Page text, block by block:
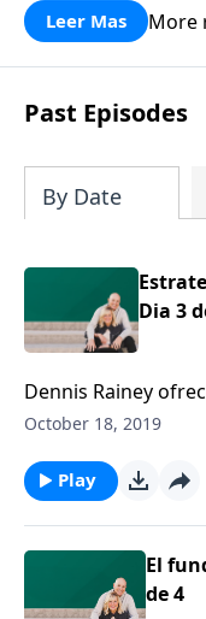
a
Dios
su
Leer Mas More
Past Episodes
By Date
Dia 3
Dennis Rainey
que las parejas
romance.
October 18, 2019
Play
El
de 4